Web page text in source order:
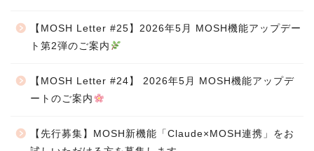
【MOSH Letter #25】2026年5月 MOSH機能アップデー
ト第2弾のご案内
【MOSH Letter #24】 2026年5月 MOSH機能アップデ
ートのご案内
【先行募集】MOSH新機能「Claude×MOSH連携」をお